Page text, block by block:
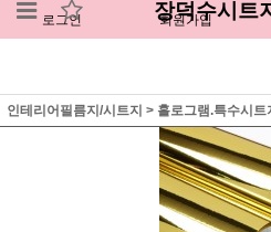
로그인 회원가입
장덕수시트
인테리어필름지/시트지 > 홀로그램.특수시트